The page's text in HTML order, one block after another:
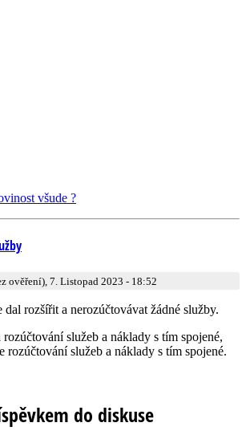
všude ?
ověření), 7. Listopad 2023 - 18:52
dal rozšířit a nerozúčtovávat žádné služby.
služeb a náklady s tím spojené,
rozúčtování služeb a náklady s tím spojené.
do diskuse